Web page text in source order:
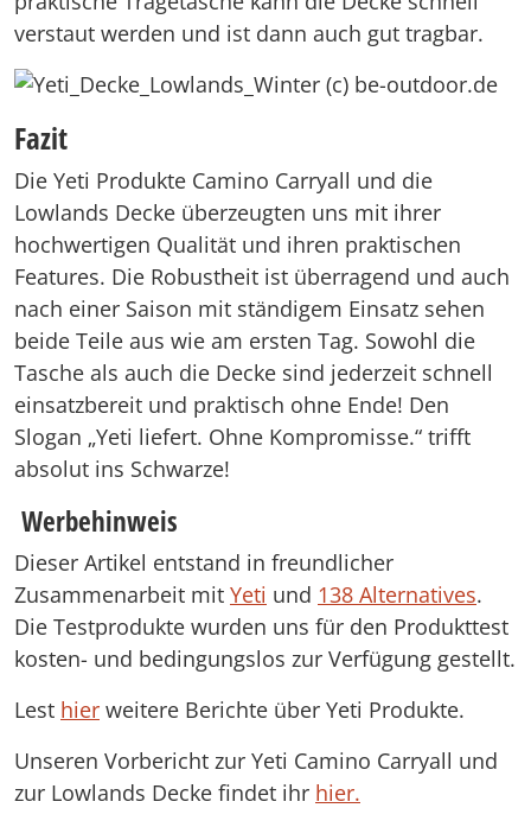
verstaut werden und ist dann auch gut tragbar.
Fazit
Die Yeti Produkte Camino Carryall und die
Lowlands Decke überzeugten uns mit ihrer
hochwertigen Qualität und ihren praktischen
Features. Die Robustheit ist überragend und auch
nach einer Saison mit ständigem Einsatz sehen
beide Teile aus wie am ersten Tag. Sowohl die
Tasche als auch die Decke sind jederzeit schnell
einsatzbereit und praktisch ohne Ende! Den
Slogan „Yeti liefert. Ohne Kompromisse.“ trifft
absolut ins Schwarze!
Werbehinweis
Dieser Artikel entstand in freundlicher
Zusammenarbeit mit Yeti und 138 Alternatives.
Die Testprodukte wurden uns für den Produkttest
kosten- und bedingungslos zur Verfügung gestellt.
Lest hier weitere Berichte über Yeti Produkte.
Unseren Vorbericht zur Yeti Camino Carryall und
zur Lowlands Decke findet ihr hier.